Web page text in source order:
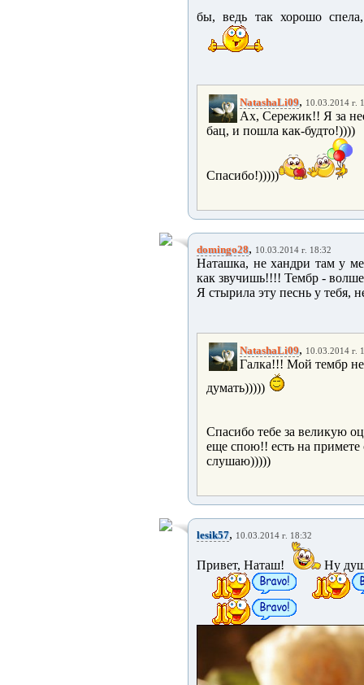
бы, ведь так хорошо
NatashaLi09, 10.03.2014 г.
Ах, Сережик!! Я за
бац, и пошла как-будто!))))
Спасибо!)))))
domingo28, 10.03.2014 г. 18:32
Наташка, не хандри там у
как звучишь!!!! Тембр -
Я стырила эту песнь у тебя,
NatashaLi09, 10.03.2014 г.
Галка!!! Мой тембр
думать)))))
Спасибо тебе за великую
еще спою!! есть на
слушаю)))))
lesik57, 10.03.2014 г. 18:32
Привет, Наташ! Ну